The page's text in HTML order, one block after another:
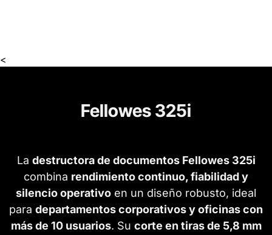
<
Fellowes 325i
La destructora de documentos Fellowes 325i
combina rendimiento continuo, fiabilidad y
silencio operativo en un diseño robusto, ideal
para departamentos corporativos y oficinas con
más de 10 usuarios. Su corte en tiras de 5,8 mm